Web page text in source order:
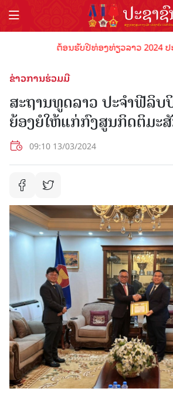
ຕ້ອນຮັບປີທ່ອງທ່ຽວລາວ 2024 ປ
ຂ່າວການຮ່ວມມື
ສະຖານທູດລາວ ປະຈຳຟີລິບ
ຍ້ອງຍໍໃຫ້ແກ່ກົງສູນກິດຕິມະ
09:10 13/03/2024